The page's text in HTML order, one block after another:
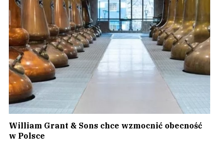
William Grant & Sons chce wzmocnić obecność
w Polsce